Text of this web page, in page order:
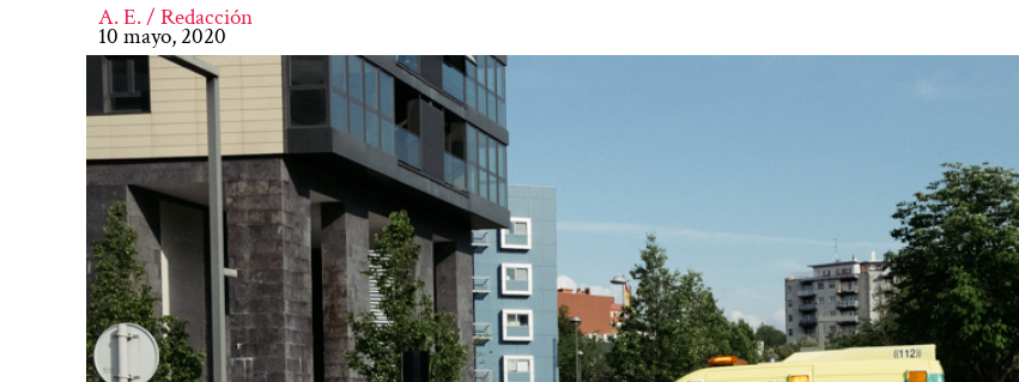
A. E. / Redacción
10 mayo, 2020